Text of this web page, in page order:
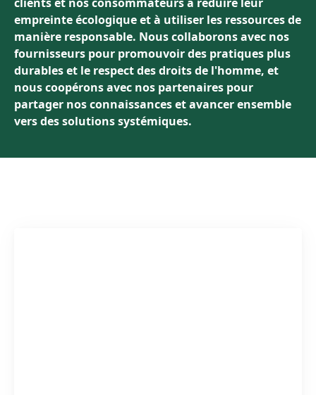
empreinte écologique et à utiliser les ressources de
manière responsable. Nous collaborons avec nos
fournisseurs pour promouvoir des pratiques plus
durables et le respect des droits de l'homme, et
nous coopérons avec nos partenaires pour
partager nos connaissances et avancer ensemble
vers des solutions systémiques.